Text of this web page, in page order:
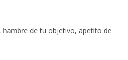
hambre de tu objetivo, apetito de